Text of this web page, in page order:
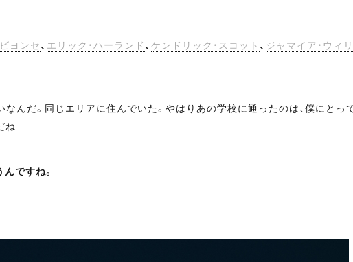
ビヨンセ、 エリック・ハーランド 、 ケンドリック・スコット 、 ジャマイア・ウィ
んだ。同じエリアに住んでいた。やはりあの学校に通ったのは、僕にと
」
ですね。